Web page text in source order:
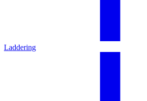
Laddering